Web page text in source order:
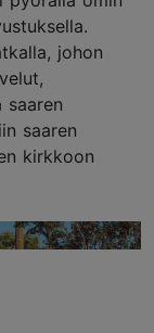
johon
saaren
saaren
kirkkoon